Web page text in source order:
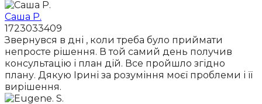
Саша Р.
1723033409
Звернувся в дні , коли треба було приймати
непросте рішення. В той самий день получив
консультацію і план дій. Все пройшло згідно
плану. Дякую Ірині за розуміння моєї проблеми і її
вирішення.